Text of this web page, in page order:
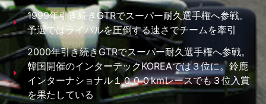
1999年引き続きGTRでスーパー耐久選手権へ参戦。
予選ではライバルを圧倒する速さでチームを牽引
2000年引き続きGTRでスーパー耐久選手権へ参戦。
韓国開催のインターテックKOREAでは３位に。鈴鹿
インターナショナル１０００kmレースでも３位入賞
を果たしている